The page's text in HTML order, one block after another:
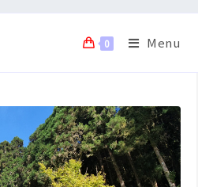
0 Menu